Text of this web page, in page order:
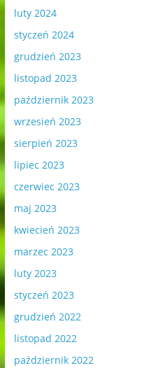
luty 2024
styczeń 2024
grudzień 2023
listopad 2023
październik 2023
wrzesień 2023
sierpień 2023
lipiec 2023
czerwiec 2023
maj 2023
kwiecień 2023
marzec 2023
luty 2023
styczeń 2023
grudzień 2022
listopad 2022
październik 2022